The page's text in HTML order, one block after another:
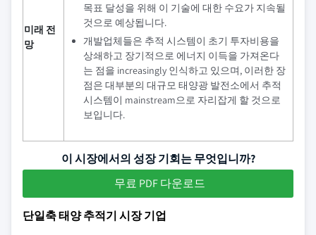
미래 전
망
목표 달성을 위해 이 기술에 대한 수요가 지속될
것으로 예상됩니다.
개발업체들은 추적 시스템이 초기 투자비용을
상쇄하고 장기적으로 에너지 이득을 가져온다
는 점을 increasingly 인식하고 있으며, 이러한 장
점은 대부분의 대규모 태양광 발전소에서 추적
시스템이 mainstream으로 자리잡게 할 것으로
보입니다.
이 시장에서의 성장 기회는 무엇입니까?
무료 PDF 다운로드
단일축 태양 추적기 시장 기업